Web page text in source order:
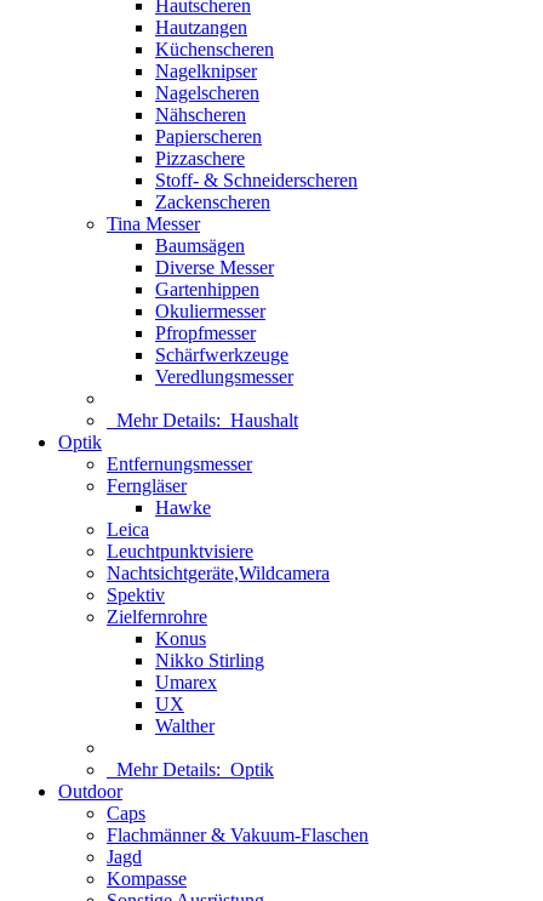
Hautscheren
Hautzangen
Küchenscheren
Nagelknipser
Nagelscheren
Nähscheren
Papierscheren
Pizzaschere
Stoff- & Schneiderscheren
Zackenscheren
Tina Messer
Baumsägen
Diverse Messer
Gartenhippen
Okuliermesser
Pfropfmesser
Schärfwerkzeuge
Veredlungsmesser
Mehr Details: Haushalt
Optik
Entfernungsmesser
Ferngläser
Hawke
Leica
Leuchtpunktvisiere
Nachtsichtgeräte,Wildcamera
Spektiv
Zielfernrohre
Konus
Nikko Stirling
Umarex
UX
Walther
Mehr Details: Optik
Outdoor
Caps
Flachmänner & Vakuum-Flaschen
Jagd
Kompasse